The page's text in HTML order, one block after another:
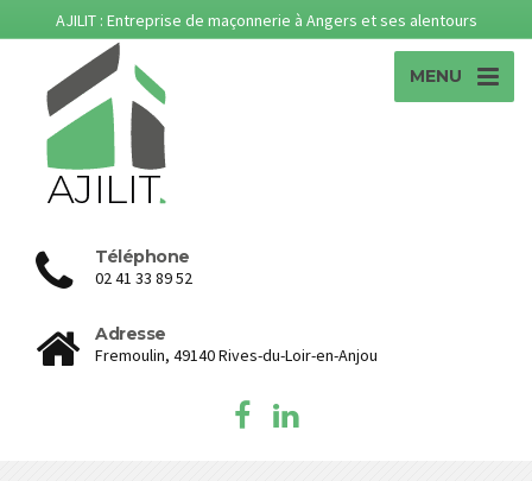
AJILIT : Entreprise de maçonnerie à Angers et ses alentours
MENU
Téléphone
02 41 33 89 52
Adresse
Fremoulin, 49140 Rives-du-Loir-en-Anjou